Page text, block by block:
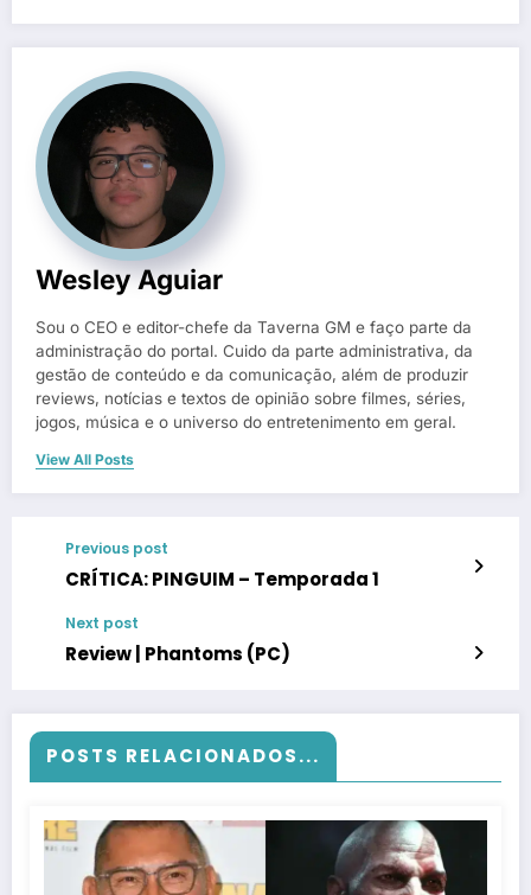
Wesley Aguiar
Sou o CEO e editor-chefe da Taverna GM e faço parte da
administração do portal. Cuido da parte administrativa, da
gestão de conteúdo e da comunicação, além de produzir
reviews, notícias e textos de opinião sobre filmes, séries,
jogos, música e o universo do entretenimento em geral.
View All Posts
Previous post
CRÍTICA: PINGUIM – Temporada 1
Next post
Review | Phantoms (PC)
POSTS RELACIONADOS...